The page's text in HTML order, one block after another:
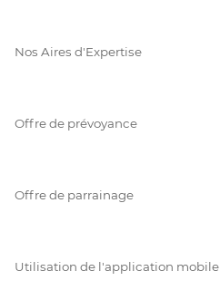
Nos Aires d'Expertise
Offre de prévoyance
Offre de parrainage
Utilisation de l'application mobile